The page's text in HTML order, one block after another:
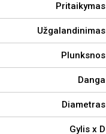
Pritaikymas
Užgalandinimas
Plunksnos
Danga
Diametras
Gylis x D